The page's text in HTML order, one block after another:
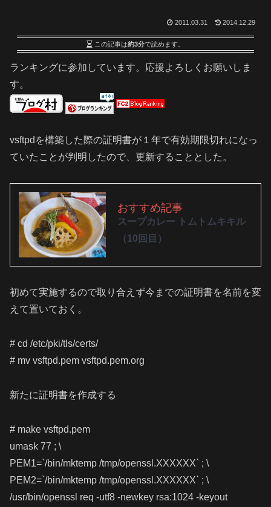
2011.03.31 2014.12.29
この記事は約3分で読めます。
ランキングに参加しています。応援よろしくお願いしま
す。
vsftpdを構築した際の証明書が１年で有効期限切れになっ
ていたことが判明したので、更新することとした。
おすすめ記事
スープカレー トムトムキキル
（10回目）
初めて実施するので取り合えず今までの証明書を名前を変
えて置いておく。
# cd /etc/pki/tls/certs/
# mv vsftpd.pem vsftpd.pem.org
新たに証明書を作成する
# make vsftpd.pem
umask 77 ; \
PEM1=`/bin/mktemp /tmp/openssl.XXXXXX` ; \
PEM2=`/bin/mktemp /tmp/openssl.XXXXXX` ; \
/usr/bin/openssl req -utf8 -newkey rsa:1024 -keyout